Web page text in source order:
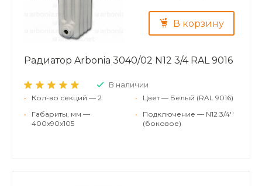
В корзину
Радиатор Arbonia 3040/02 N12 3/4 RAL 9016
В наличии
•
Кол-во секций — 2
•
Габариты, мм —
400x90x105
•
Цвет — Белый (RAL 9016)
•
Подключение — N12 3/4''
(боковое)